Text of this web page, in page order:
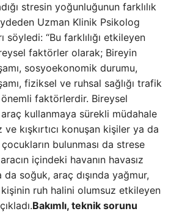
stresin yoğunluğunun farklılık
Uzman Klinik Psikolog
söyledi: “Bu farklılığı etkileyen
faktörler olarak; Bireyin
sosyoekonomik durumu,
fiziksel ve ruhsal sağlığı trafik
faktörlerdir. Bireysel
kullanmaya sürekli müdahale
kışkırtıcı konuşan kişiler ya da
bulunması da strese
içindeki havanın havasız
da soğuk, araç dışında yağmur,
ruh halini olumsuz etkileyen
Bakımlı, teknik sorunu